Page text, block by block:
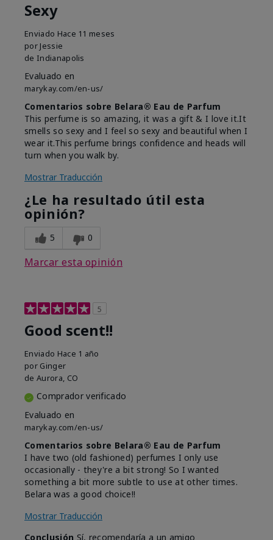
Sexy
Enviado Hace 11 meses
por Jessie
de Indianapolis
Evaluado en
marykay.com/en-us/
Comentarios sobre Belara® Eau de Parfum
This perfume is so amazing, it was a gift & I love it.It
smells so sexy and I feel so sexy and beautiful when I
wear it.This perfume brings confidence and heads will
turn when you walk by.
Mostrar Traducción
¿Le ha resultado útil esta
opinión?
5 0
Marcar esta opinión
5
Good scent!!
Enviado Hace 1 año
por Ginger
de Aurora, CO
Comprador verificado
Evaluado en
marykay.com/en-us/
Comentarios sobre Belara® Eau de Parfum
I have two (old fashioned) perfumes I only use
occasionally - they're a bit strong! So I wanted
something a bit more subtle to use at other times.
Belara was a good choice!!
Mostrar Traducción
Conclusión Sí, recomendaría a un amigo